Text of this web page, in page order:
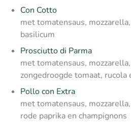
Con Cotto
met tomatensaus,
basilicum
Prosciutto di Parma
met tomatensaus,
zongedroogde tomaat, rucola
Pollo con Extra
met tomatensaus,
rode paprika en champignons